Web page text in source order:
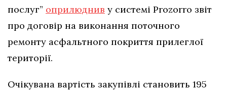
послуг” оприлюднив у системі Prozorro звіт
про договір на виконання поточного
ремонту асфальтного покриття прилеглої
території.
Очікувана вартість закупівлі становить 195